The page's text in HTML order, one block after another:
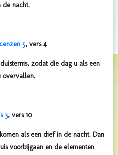
de nacht.
5, vers 4
zodat die dag u als een
overvallen.
3, vers 10
als een dief in de nacht. Dan
voorbijgaan en de elementen